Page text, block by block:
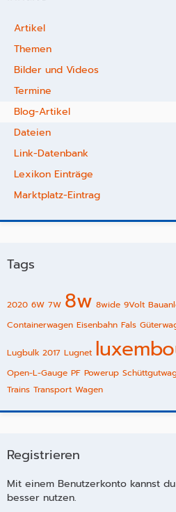
Artikel
Themen
Bilder und Videos
Termine
Blog-Artikel
Dateien
Link-Datenbank
Lexikon Einträge
Marktplatz-Eintrag
Tags
2020 6W 7W 8w 8wide 9Volt
Containerwagen Eisenbahn Fals
Lugbulk 2017 Lugnet
Open-L-Gauge PF Powerup
Trains Transport Wagen
Registrieren
Mit einem Benutzerkonto kannst
besser nutzen.